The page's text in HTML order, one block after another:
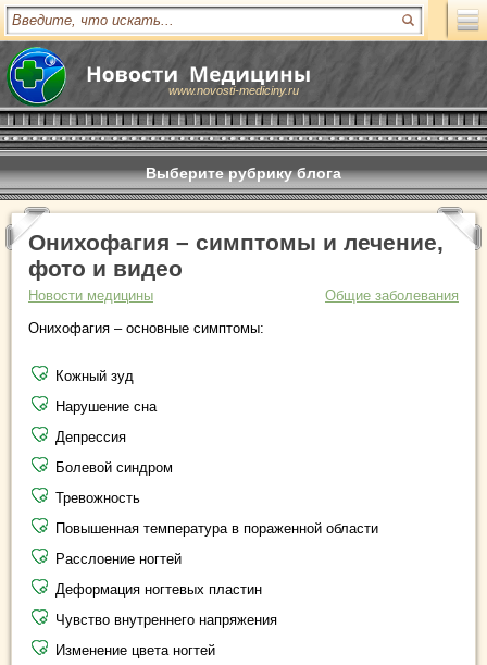
www.novosti-mediciny.ru
Выберите рубрику блога
Онихофагия – симптомы и лечение,
фото и видео
Новости медицины
Общие заболевания
Онихофагия – основные симптомы:
Кожный зуд
Нарушение сна
Депрессия
Болевой синдром
Тревожность
Повышенная температура в пораженной области
Расслоение ногтей
Деформация ногтевых пластин
Чувство внутреннего напряжения
Изменение цвета ногтей